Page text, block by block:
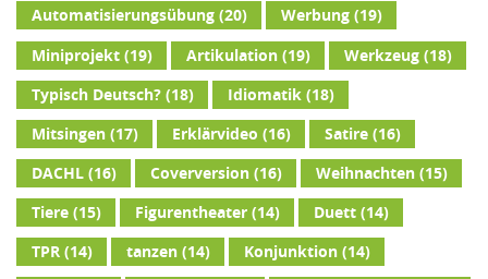
Automatisierungsübung(20) Werbung(19)
Miniprojekt(19) Artikulation(19) Werkzeug(18)
Typisch Deutsch?(18) Idiomatik(18)
Mitsingen(17) Erklärvideo (16) Satire(16)
DACHL(16) Coverversion(16) Weihnachten(15)
Tiere(15) Figurentheater(14) Duett(14)
TPR(14) tanzen(14) Konjunktion(14)